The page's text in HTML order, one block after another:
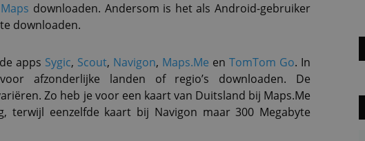
downloaden. Andersom is het als Android-gebruiker
downloaden.
apps Sygic, Scout, Navigon, Maps.Me en TomTom Go. In
afzonderlijke landen of regio’s downloaden. De
Zo heb je voor een kaart van Duitsland bij Maps.Me
terwijl eenzelfde kaart bij Navigon maar 300 Megabyte